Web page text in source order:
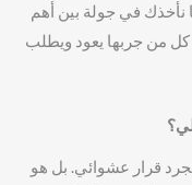
نأخذك في جولة بين أهم
كل من جربها يعود ويطلب
قرار عشوائي. بل هو